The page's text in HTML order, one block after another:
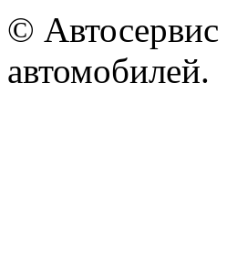
© Автосервис
автомобилей.